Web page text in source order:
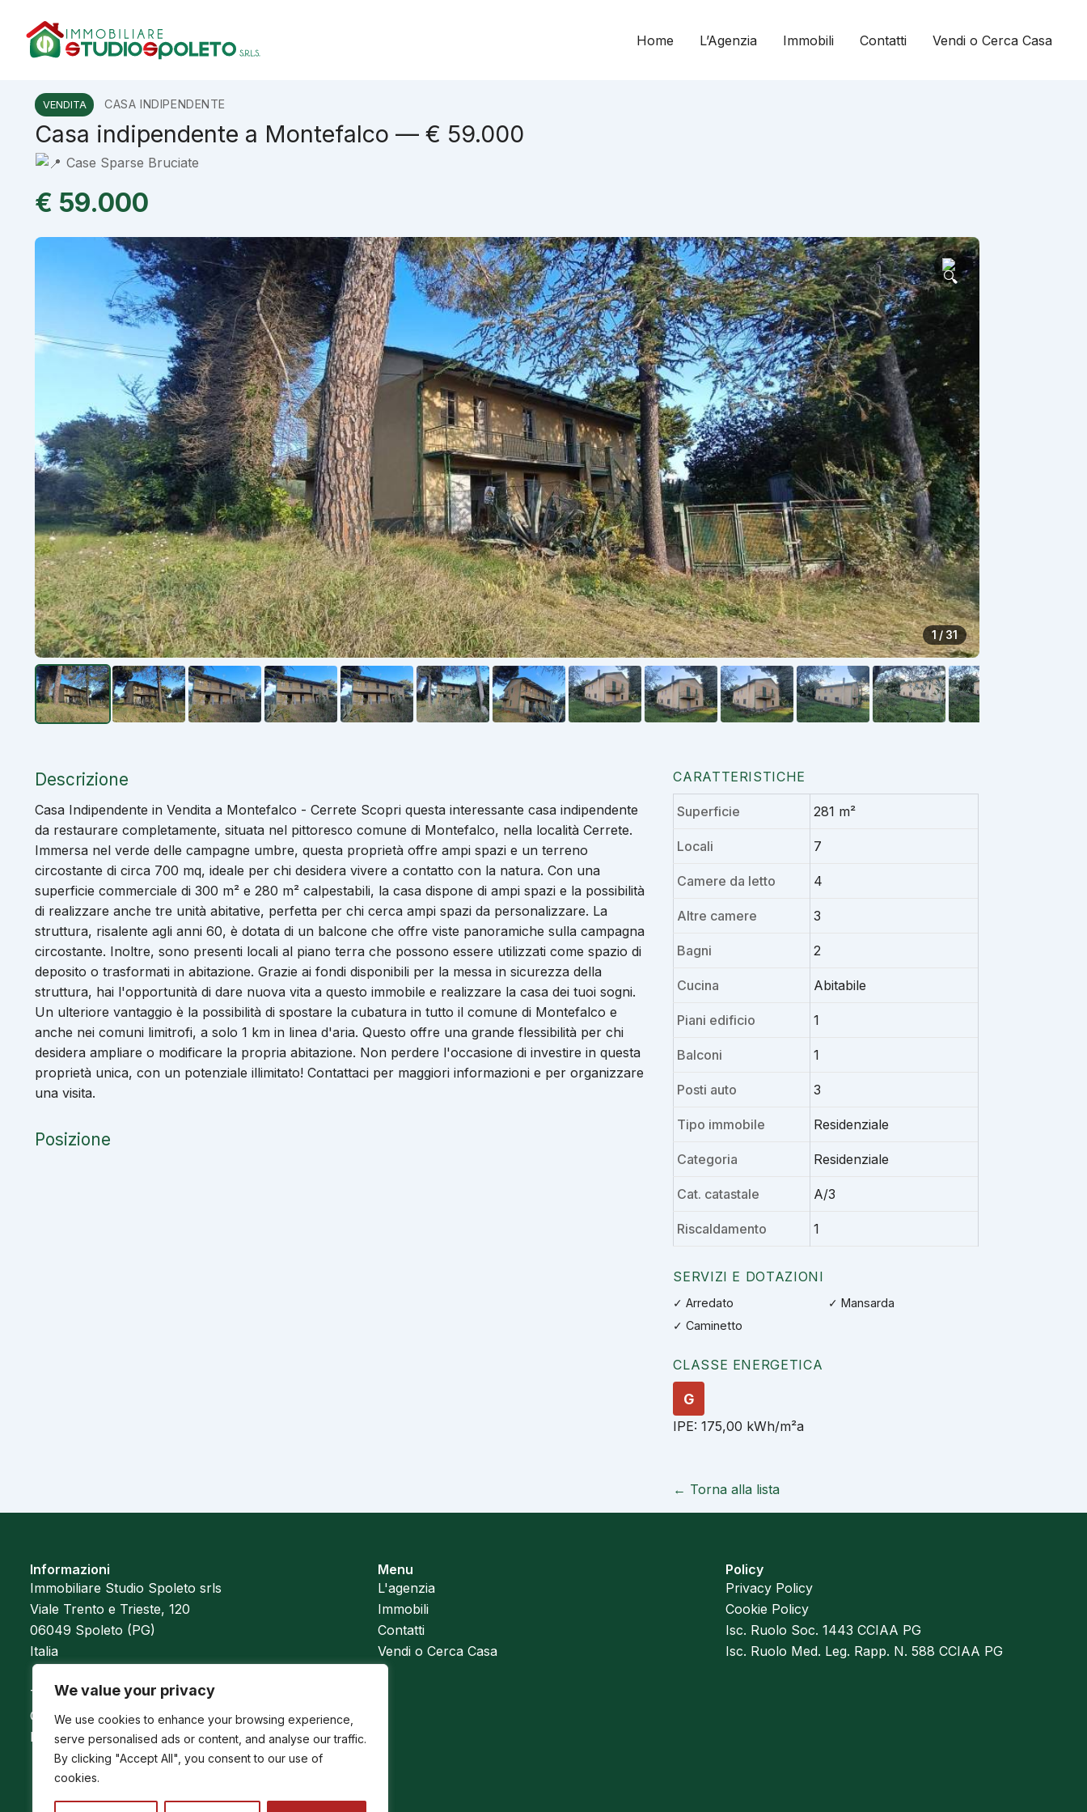
We value your privacy
We use cookies to enhance your browsing experience,
serve personalised ads or content, and analyse our traffic.
By clicking "Accept All", you consent to our use of
cookies.
contenuto
Home L’Agenzia Immobili Contatti Vendi o Cerca Casa
VENDITA CASA INDIPENDENTE
Casa indipendente a Montefalco — € 59.000
Case Sparse Bruciate
€ 59.000
1 / 31
Descrizione
Casa Indipendente in Vendita a Montefalco - Cerrete Scopri questa interessante casa indipendente
da restaurare completamente, situata nel pittoresco comune di Montefalco, nella località Cerrete.
Immersa nel verde delle campagne umbre, questa proprietà offre ampi spazi e un terreno
circostante di circa 700 mq, ideale per chi desidera vivere a contatto con la natura. Con una
superficie commerciale di 300 m² e 280 m² calpestabili, la casa dispone di ampi spazi e la possibilità
di realizzare anche tre unità abitative, perfetta per chi cerca ampi spazi da personalizzare. La
struttura, risalente agli anni 60, è dotata di un balcone che offre viste panoramiche sulla campagna
circostante. Inoltre, sono presenti locali al piano terra che possono essere utilizzati come spazio di
deposito o trasformati in abitazione. Grazie ai fondi disponibili per la messa in sicurezza della
struttura, hai l'opportunità di dare nuova vita a questo immobile e realizzare la casa dei tuoi sogni.
Un ulteriore vantaggio è la possibilità di spostare la cubatura in tutto il comune di Montefalco e
anche nei comuni limitrofi, a solo 1 km in linea d'aria. Questo offre una grande flessibilità per chi
desidera ampliare o modificare la propria abitazione. Non perdere l'occasione di investire in questa
proprietà unica, con un potenziale illimitato! Contattaci per maggiori informazioni e per organizzare
una visita.
Posizione
CARATTERISTICHE
Superficie 281 m²
Locali 7
Camere da letto 4
Altre camere 3
Bagni 2
Cucina Abitabile
Piani edificio 1
Balconi 1
Posti auto 3
Tipo immobile Residenziale
Categoria Residenziale
Cat. catastale A/3
Riscaldamento 1
SERVIZI E DOTAZIONI
✓ Arredato
✓ Mansarda
✓ Caminetto
CLASSE ENERGETICA
G
IPE: 175,00 kWh/m²a
← Torna alla lista
Informazioni
Immobiliare Studio Spoleto srls
Viale Trento e Trieste, 120
06049 Spoleto (PG)
Italia
Tel.:+39 0743 22.50.01
Cell.+39 320.48.75.974
Email:studiospoletosrl@gmail.com
Menu
L'agenzia
Immobili
Contatti
Vendi o Cerca Casa
Policy
Privacy Policy
Cookie Policy
Isc. Ruolo Soc. 1443 CCIAA PG
Isc. Ruolo Med. Leg. Rapp. N. 588 CCIAA PG